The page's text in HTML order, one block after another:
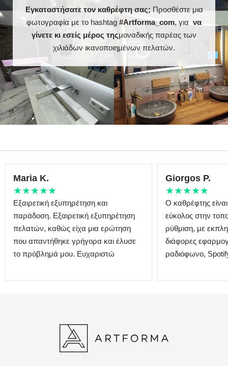
Ισχύς φωτισμού LED:
Standard LED 1020lm
Intensive LED 1200lm
Philips LED 1500lm
DualColor - 1020lm
Εγγύηση: ΝΑΙ, 2 χρόνια
Εγκαταστήσατε τον καθρέφτη σας;Προσθέστε μια
φωτογραφία με το hashtag #Artforma_com, για να
γίνετε κι εσείς μέρος τηςμοναδικής παρέας των
χιλιάδων ικανοποιημένων πελατών.
Maria K.
★★★★★
Εξαιρετική εξυπηρέτηση και
παράδοση. Εξαιρετική εξυπηρέτηση
πελατών, καθώς είχα μια ερώτηση
που απαντήθηκε γρήγορα και έλυσε
το πρόβλημά μου. Ευχαριστώ
Giorgos P.
★★★★★
Ο καθρέφτης
εύκολος στην
ρύθμιση, με
διάφορες
ραδιόφωνο,